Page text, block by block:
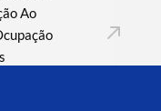
Ao